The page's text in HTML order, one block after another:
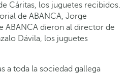
Cáritas, los juguetes recibidos.
de ABANCA, Jorge
ABANCA dieron al director de
Dávila, los juguetes
a toda la sociedad gallega